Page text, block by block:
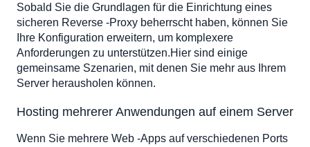
Sobald Sie die Grundlagen für die Einrichtung eines
sicheren Reverse -Proxy beherrscht haben, können Sie
Ihre Konfiguration erweitern, um komplexere
Anforderungen zu unterstützen.Hier sind einige
gemeinsame Szenarien, mit denen Sie mehr aus Ihrem
Server herausholen können.
Hosting mehrerer Anwendungen auf einem Server
Wenn Sie mehrere Web -Apps auf verschiedenen Ports